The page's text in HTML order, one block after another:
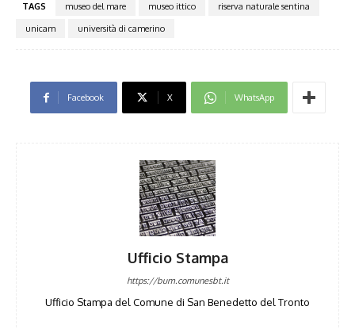
TAGS museo del mare museo ittico
riserva naturale sentina
unicam
università di camerino
Facebook X WhatsApp
Ufficio Stampa
https://bum.comunesbt.it
Ufficio Stampa del Comune di San Benedetto del Tronto